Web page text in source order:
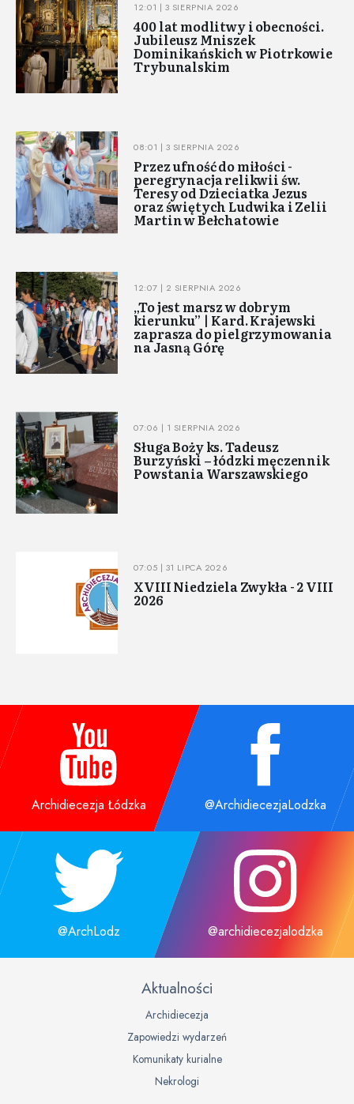
12:01 | 3 SIERPNIA 2026
400 lat modlitwy i obecności.
Jubileusz Mniszek
Dominikańskich w Piotrkowie
Trybunalskim
08:01 | 3 SIERPNIA 2026
Przez ufność do miłości -
peregrynacja relikwii św.
Teresy od Dzieciatka Jezus
oraz świętych Ludwika i Zelii
Martin w Bełchatowie
12:07 | 2 SIERPNIA 2026
„To jest marsz w dobrym
kierunku” | Kard. Krajewski
zaprasza do pielgrzymowania
na Jasną Górę
07:06 | 1 SIERPNIA 2026
Sługa Boży ks. Tadeusz
Burzyński – łódzki męczennik
Powstania Warszawskiego
07:05 | 31 LIPCA 2026
XVIII Niedziela Zwykła - 2 VIII
2026
Archidiecezja Łódzka @ArchidiecezjaLodzka
@ArchLodz @archidiecezjalodzka
Aktualności
Archidiecezja
Zapowiedzi wydarzeń
Komunikaty kurialne
Nekrologi